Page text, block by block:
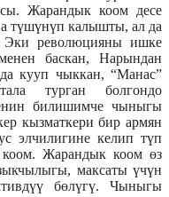
Жарандык коом десе
түшүнүп калышты, ал да
Эки революцияны ишке
баскан, Нарындан
кууп чыккан, “Манас”
турган болгондо
билишимче чыныгы
кызматкери бир армян
элчилигине келип түп
Жарандык коом өз
максаты үчүн
бөлүгү. Чыныгы